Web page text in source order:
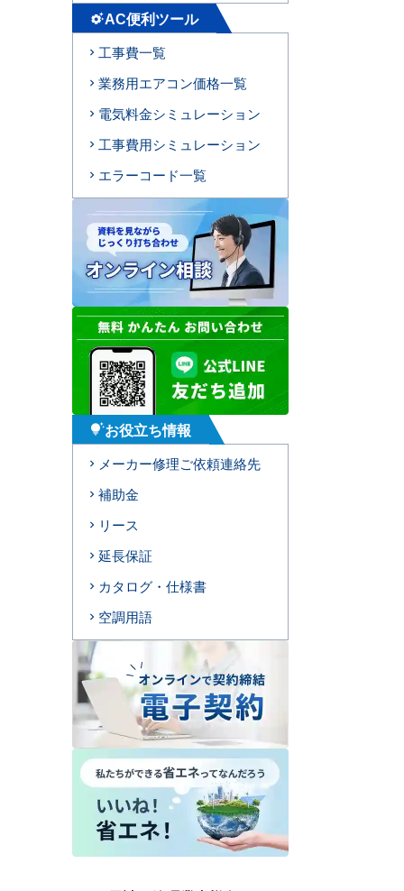
settings_suggestAC便利ツール
工事費一覧
業務用エアコン価格一覧
電気料金シミュレーション
工事費用シミュレーション
エラーコード一覧
tips_and_updatesお役立ち情報
メーカー修理ご依頼連絡先
補助金
リース
延長保証
カタログ・仕様書
空調用語